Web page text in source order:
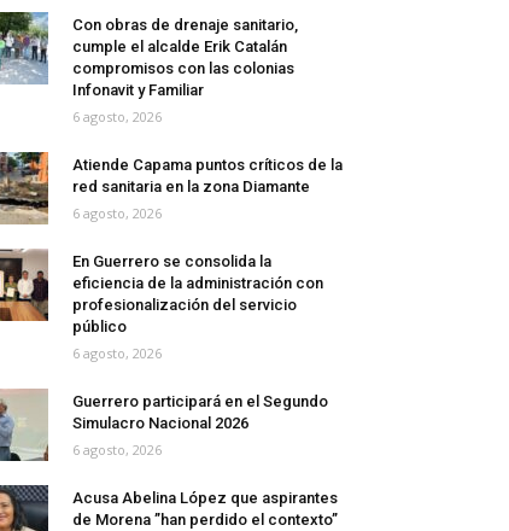
Con obras de drenaje sanitario,
cumple el alcalde Erik Catalán
compromisos con las colonias
Infonavit y Familiar
6 agosto, 2026
Atiende Capama puntos críticos de la
red sanitaria en la zona Diamante
6 agosto, 2026
En Guerrero se consolida la
eficiencia de la administración con
profesionalización del servicio
público
6 agosto, 2026
Guerrero participará en el Segundo
Simulacro Nacional 2026
6 agosto, 2026
Acusa Abelina López que aspirantes
de Morena ”han perdido el contexto”